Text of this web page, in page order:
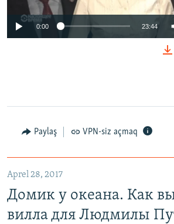
0:00 23:44
Paylaş VPN-siz açmaq
Aprel 28, 2017
Домик у океана. Как
вилла для Людмилы